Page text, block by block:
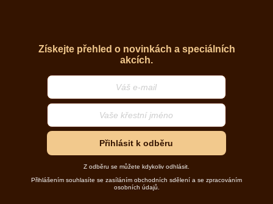
Získejte přehled o novinkách a speciálních
akcích.
Přihlásit k odběru
Z odběru se můžete kdykoliv odhlásit.
Přihlášením souhlasíte se zasíláním obchodních sdělení a se zpracováním
osobních údajů.